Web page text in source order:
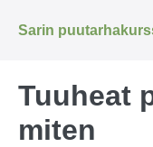
sisältöön
Sarin
Tuuheat
miten